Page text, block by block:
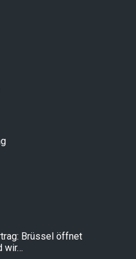
Brüssel öffnet
wir…